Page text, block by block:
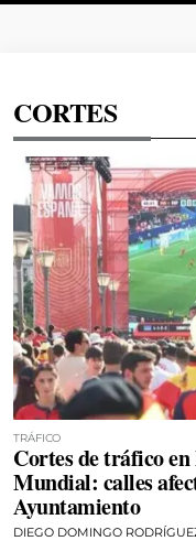
CORTES
TRÁFICO
Cortes de tráfico
Mundial: calles
Ayuntamiento
DIEGO DOMINGO